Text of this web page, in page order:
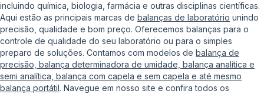
incluindo química, biologia, farmácia e outras disciplinas científicas.
Aqui estão as principais marcas de balanças de laboratório unindo
precisão, qualidade e bom preço. Oferecemos balanças para o
controle de qualidade do seu laboratório ou para o simples
preparo de soluções. Contamos com modelos de balança de
precisão, balança determinadora de umidade, balança analítica e
semi analítica, balança com capela e sem capela e até mesmo
balança portátil. Navegue em nosso site e confira todos os